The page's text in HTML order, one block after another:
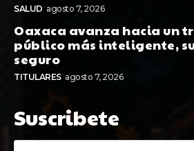
SALUD agosto 7, 2026
Oaxaca avanza hacia un
público más inteligente,
seguro
TITULARES agosto 7, 2026
Suscribete